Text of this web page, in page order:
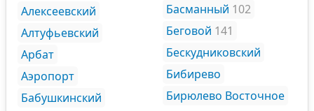
Алексеевский
Алтуфьевский
Арбат
Аэропорт
Бабушкинский
Басманный 102
Беговой 141
Бескудниковский
Бибирево
Бирюлево Восточное